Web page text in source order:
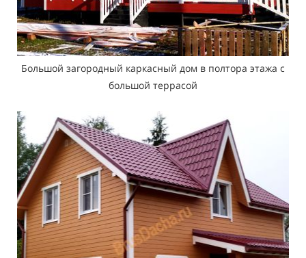
Большой загородный каркасный дом в полтора этажа с
большой террасой